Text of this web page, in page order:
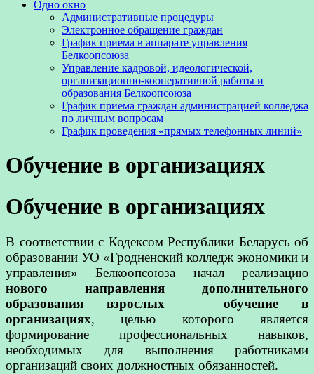
Одно окно
Административные процедуры
Электронное обращение граждан
График приема в аппарате управления
Белкоопсоюза
Управление кадровой, идеологической,
организационно-кооперативной работы и
образования Белкоопсоюза
График приема граждан администрацией колледжа
по личным вопросам
График проведения «прямых телефонных линий»
Обучение в организациях
Обучение в организациях
В соответствии с Кодексом Республики Беларусь об
образовании УО «Гродненский колледж экономики и
управления» Белкоопсоюза начал реализацию
нового направления дополнительного
образования взрослых—обучение в
организациях, целью которого является
формирование профессиональных навыков,
необходимых для выполнения работниками
организаций своих должностных обязанностей.